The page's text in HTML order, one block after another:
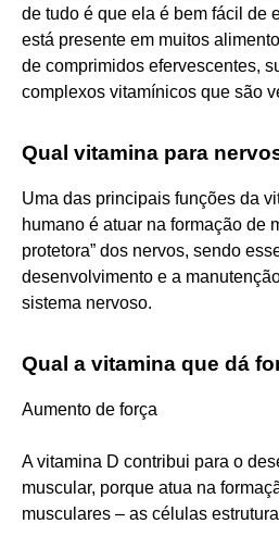
de tudo é que ela é bem fácil de
está presente em muitos
de comprimidos efervescentes,
complexos vitamínicos que são
Qual vitamina para
Uma das principais funções da
humano é atuar na formação de
protetora” dos nervos, sendo
desenvolvimento e a
sistema nervoso.
Qual a vitamina que dá
Aumento de força
A vitamina D contribui para o
muscular, porque atua na
musculares – as células